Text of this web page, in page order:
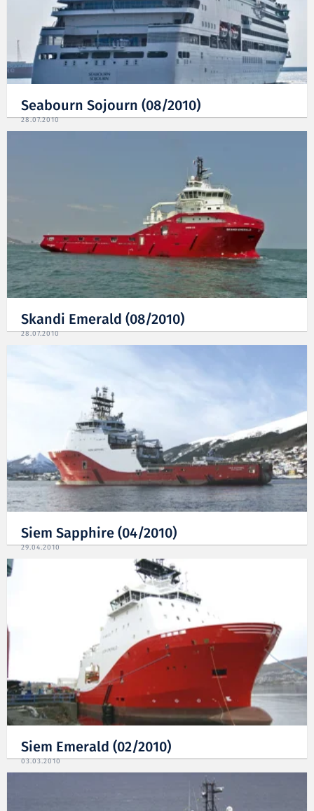
Seabourn Sojourn (08/2010)
28.07.2010
Skandi Emerald (08/2010)
28.07.2010
Siem Sapphire (04/2010)
29.04.2010
Siem Emerald (02/2010)
03.03.2010